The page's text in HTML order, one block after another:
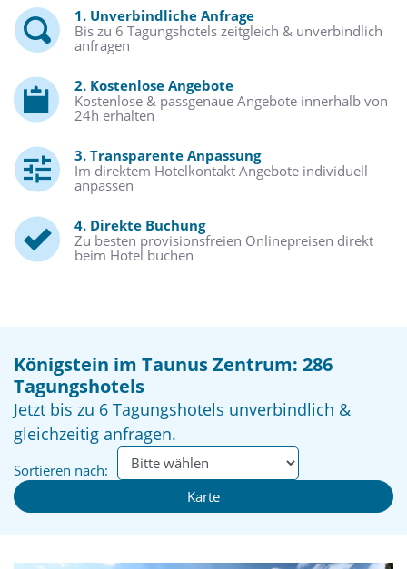
1. Unverbindliche Anfrage
Bis zu 6 Tagungshotels zeitgleich & unverbindlich
anfragen
2. Kostenlose Angebote
Kostenlose & passgenaue Angebote innerhalb von
24h erhalten
3. Transparente Anpassung
Im direktem Hotelkontakt Angebote individuell
anpassen
4. Direkte Buchung
Zu besten provisionsfreien Onlinepreisen direkt
beim Hotel buchen
Königstein im Taunus Zentrum: 286
Tagungshotels
Jetzt bis zu 6 Tagungshotels unverbindlich &
gleichzeitig anfragen.
Sortieren nach:
Karte